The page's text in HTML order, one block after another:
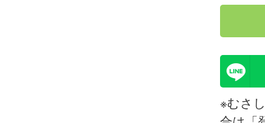
※むさ